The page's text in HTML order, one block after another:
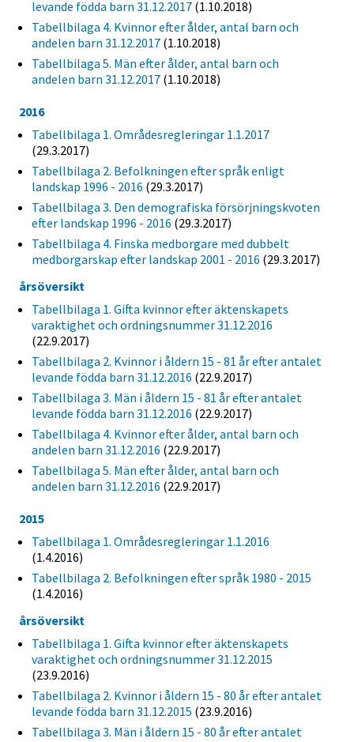
levande födda barn 31.12.2017 (1.10.2018)
Tabellbilaga 4. Kvinnor efter ålder, antal barn och
andelen barn 31.12.2017 (1.10.2018)
Tabellbilaga 5. Män efter ålder, antal barn och
andelen barn 31.12.2017 (1.10.2018)
2016
Tabellbilaga 1. Områdesregleringar 1.1.2017
(29.3.2017)
Tabellbilaga 2. Befolkningen efter språk enligt
landskap 1996 - 2016 (29.3.2017)
Tabellbilaga 3. Den demografiska försörjningskvoten
efter landskap 1996 - 2016 (29.3.2017)
Tabellbilaga 4. Finska medborgare med dubbelt
medborgarskap efter landskap 2001 - 2016 (29.3.2017)
årsöversikt
Tabellbilaga 1. Gifta kvinnor efter äktenskapets
varaktighet och ordningsnummer 31.12.2016
(22.9.2017)
Tabellbilaga 2. Kvinnor i åldern 15 - 81 år efter antalet
levande födda barn 31.12.2016 (22.9.2017)
Tabellbilaga 3. Män i åldern 15 - 81 år efter antalet
levande födda barn 31.12.2016 (22.9.2017)
Tabellbilaga 4. Kvinnor efter ålder, antal barn och
andelen barn 31.12.2016 (22.9.2017)
Tabellbilaga 5. Män efter ålder, antal barn och
andelen barn 31.12.2016 (22.9.2017)
2015
Tabellbilaga 1. Områdesregleringar 1.1.2016
(1.4.2016)
Tabellbilaga 2. Befolkningen efter språk 1980 - 2015
(1.4.2016)
årsöversikt
Tabellbilaga 1. Gifta kvinnor efter äktenskapets
varaktighet och ordningsnummer 31.12.2015
(23.9.2016)
Tabellbilaga 2. Kvinnor i åldern 15 - 80 år efter antalet
levande födda barn 31.12.2015 (23.9.2016)
Tabellbilaga 3. Män i åldern 15 - 80 år efter antalet